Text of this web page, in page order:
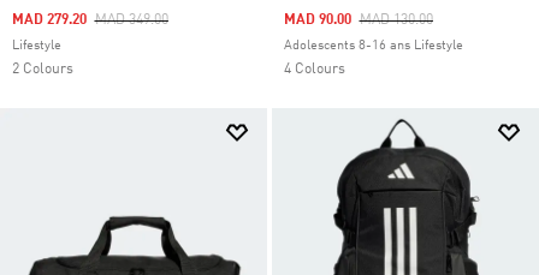
Price Reduced From
MAD 349.00To
MAD 279.20
Lifestyle
2 Colours
Price Reduced From
MAD 130.00To
MAD 90.00
Adolescents 8-16 ans Lifestyle
4 Colours